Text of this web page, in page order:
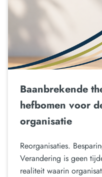
Baanbrekende
hefbomen voor
organisatie
Reorganisaties.
Verandering is geen
realiteit waarin